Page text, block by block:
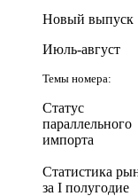
Новый выпуск
Июль-август
Темы номера:
Статус
параллельного
импорта
Статистика
за I полугодие